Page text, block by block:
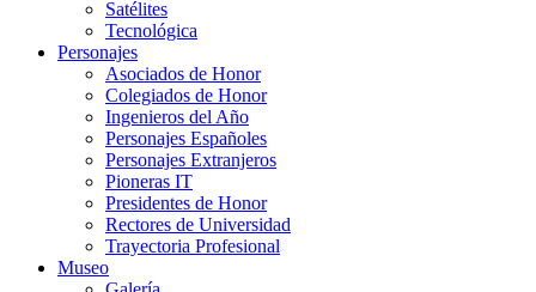
Satélites
Tecnológica
Personajes
Asociados de Honor
Colegiados de Honor
Ingenieros del Año
Personajes Españoles
Personajes Extranjeros
Pioneras IT
Presidentes de Honor
Rectores de Universidad
Trayectoria Profesional
Museo